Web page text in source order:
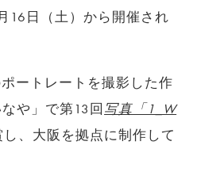
16日（土）から開催され
ートレートを撮影した作
や」で第13回写真「1_W
、大阪を拠点に制作して